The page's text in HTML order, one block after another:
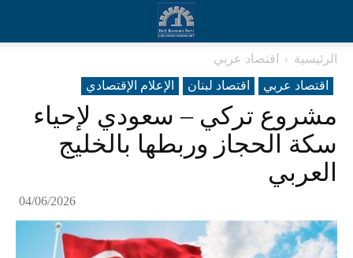
الرئيسية
اقتصاد عربي
اقتصاد عربي
اقتصاد لبنان الإعلام الإقتصادي
مشروع تركي – سعودي لإحياء
سكة الحجاز وربطها بالخليج
العربي
04/06/2026